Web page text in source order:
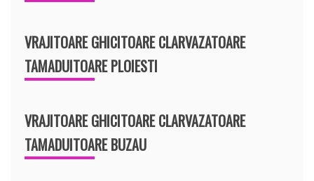
VRAJITOARE GHICITOARE CLARVAZATOARE
TAMADUITOARE PLOIESTI
VRAJITOARE GHICITOARE CLARVAZATOARE
TAMADUITOARE BUZAU